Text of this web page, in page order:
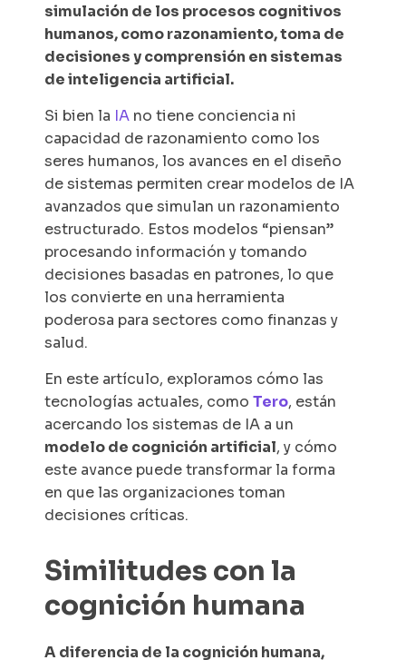
simulación de los procesos cognitivos
humanos, como razonamiento, toma de
decisiones y comprensión en sistemas
de inteligencia artificial.
Si bien la IA no tiene conciencia ni
capacidad de razonamiento como los
seres humanos, los avances en el diseño
de sistemas permiten crear modelos de IA
avanzados que simulan un razonamiento
estructurado. Estos modelos “piensan”
procesando información y tomando
decisiones basadas en patrones, lo que
los convierte en una herramienta
poderosa para sectores como finanzas y
salud.
En este artículo, exploramos cómo las
tecnologías actuales, como Tero, están
acercando los sistemas de IA a un
modelo de cognición artificial, y cómo
este avance puede transformar la forma
en que las organizaciones toman
decisiones críticas.
Similitudes con la
cognición humana
A diferencia de la cognición humana,